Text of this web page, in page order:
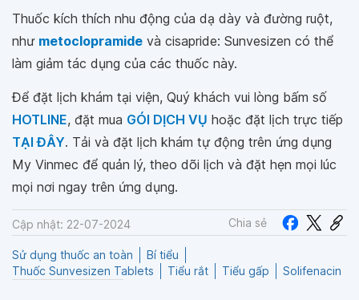
Thuốc kích thích nhu động của dạ dày và đường ruột,
như metoclopramide và cisapride: Sunvesizen có thể
làm giảm tác dụng của các thuốc này.
Để đặt lịch khám tại viện, Quý khách vui lòng bấm số
HOTLINE, đặt mua GÓI DỊCH VỤ hoặc đặt lịch trực tiếp
TẠI ĐÂY. Tải và đặt lịch khám tự động trên ứng dụng
My Vinmec để quản lý, theo dõi lịch và đặt hẹn mọi lúc
mọi nơi ngay trên ứng dụng.
Cập nhật: 22-07-2024 Chia sẻ
Sử dụng thuốc an toàn
Bí tiểu
Thuốc Sunvesizen Tablets
Tiểu rắt Tiểu gấp Solifenacin